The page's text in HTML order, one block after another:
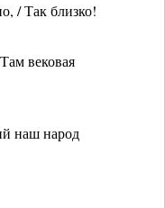
/ Так близко!
вековая
наш народ